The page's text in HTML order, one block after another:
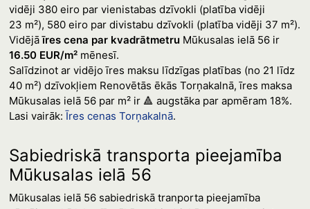
vidēji 380 eiro par vienistabas dzīvokli (platība vidēji
23 m²), 580 eiro par divistabu dzīvokli (platība vidēji 37 m²).
Vidējāīres cena par kvadrātmetruMūkusalas ielā 56 ir
16.50 EUR/m²mēnesī.
Salīdzinot ar vidējo īres maksu līdzīgas platības (no 21 līdz
40 m²) dzīvokļiem Renovētās ēkās Torņakalnā, īres maksa
Mūkusalas ielā 56 par m² ir 🔺 augstāka par apmēram 18%.
Lasi vairāk:Īres cenas Torņakalnā.
Sabiedriskā transporta pieejamība
Mūkusalas ielā 56
Mūkusalas ielā 56 sabiedriskā tranporta pieejamība